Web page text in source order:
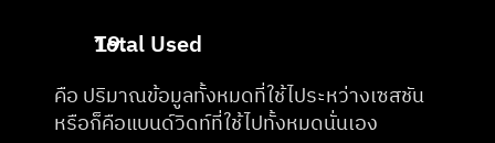
Total Used
คือ ปริมาณข้อมูลทั้งหมดที่ใช้ไประหว่างเซสชัน
หรือก็คือแบนด์วิดท์ที่ใช้ไปทั้งหมดนั่นเอง